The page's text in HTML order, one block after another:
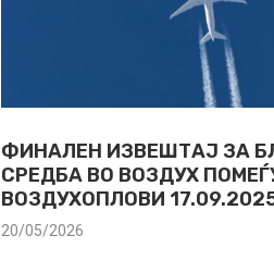
ФИНАЛЕН ИЗВЕШТАЈ ЗА
СРЕДБА ВО ВОЗДУХ
ВОЗДУХОПЛОВИ
20/05/2026